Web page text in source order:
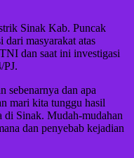
Sinak Kab. Puncak
masyarakat atas
dan saat ini investigasi
PJ.
sebenarnya dan apa
mari kita tunggu hasil
di Sinak. Mudah-mudahan
dan penyebab kejadian